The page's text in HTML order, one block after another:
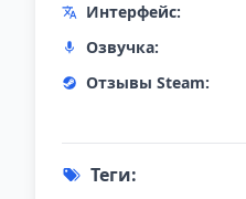
Интерфейс:
Озвучка:
Отзывы Steam:
Теги: